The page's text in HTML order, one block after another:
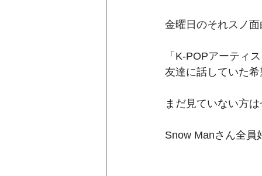
金曜日のそれスノ
「K-POPアーティ
友達に話していた希
まだ見ていない方
Snow Manさん全員